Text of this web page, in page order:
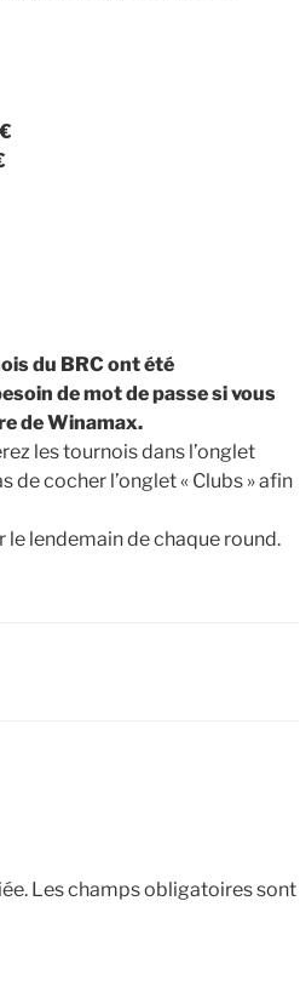
du BRC ont été
de mot de passe si vous
de Winamax.
les tournois dans l’onglet
de cocher l’onglet « Clubs » afin
le lendemain de chaque round.
Les champs obligatoires sont